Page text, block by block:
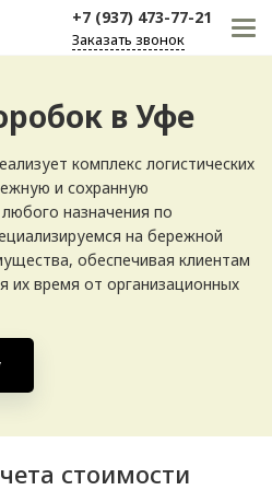
+7 (937) 473-77-21
Заказать звонок
в Уфе
комплекс логистических
и сохранную
назначения по
на бережной
обеспечивая клиентам
их время от организационных
стоимости